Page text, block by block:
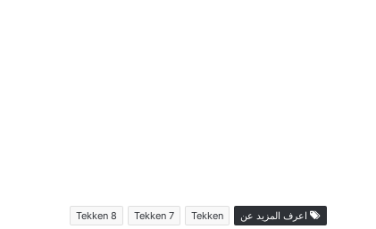
اعرف المزيد عن Tekken
Tekken 7
Tekken 8